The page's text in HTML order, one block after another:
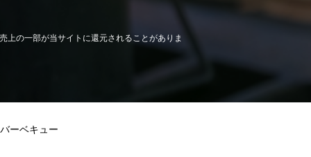
の一部が当サイトに還元されることがありま
バーベキュー